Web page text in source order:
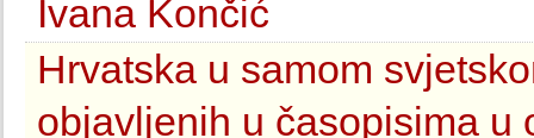
Ivana Končić
Hrvatska u samom
objavljenih u časopisima u